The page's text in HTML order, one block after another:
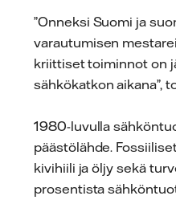
”Onneksi Suomi ja
varautumisen
kriittiset toiminnot on
sähkökatkon aikana”,
1980-luvulla
päästölähde.
kivihiili ja öljy sekä
prosentista